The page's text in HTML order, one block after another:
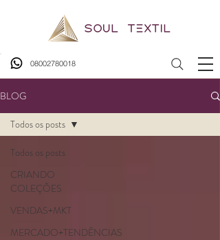
08002780018
BLOG
Todos os posts
CRIANDO
COLEÇÕES
VENDAS+MKT
MERCADO+TENDÊNCIAS
Todos os posts